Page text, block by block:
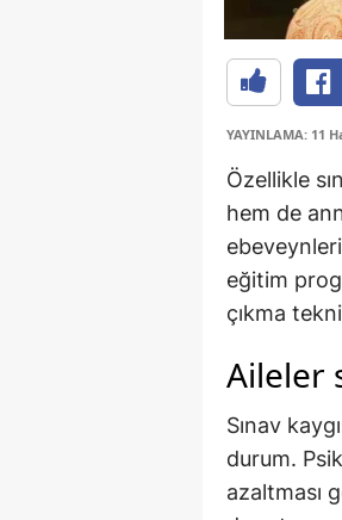
YAYINLAMA: 11
Özellikle
hem de
eğitim
çıkma
Aileler
Sınav
durum.
azaltması